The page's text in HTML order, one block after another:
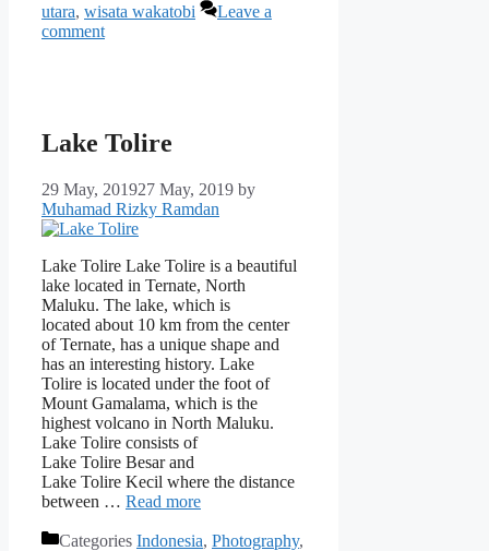
utara, wisata wakatobi
Leave a
comment
Lake Tolire
29 May, 201927 May, 2019 by
Muhamad Rizky Ramdan
Lake Tolire Lake Tolire is a beautiful
lake located in Ternate, North
Maluku. The lake, which is
located about 10 km from the center
of Ternate, has a unique shape and
has an interesting history. Lake
Tolire is located under the foot of
Mount Gamalama, which is the
highest volcano in North Maluku.
Lake Tolire consists of
Lake Tolire Besar and
Lake Tolire Kecil where the distance
between … Read more
Categories Indonesia, Photography,